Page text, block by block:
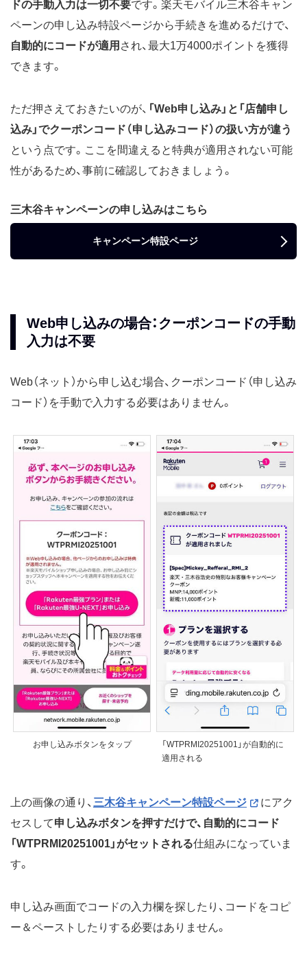
ドの手動入力は一切不要です。楽天モバイル三木谷キャン
ペーンの申し込み特設ページから手続きを進めるだけで、
自動的にコードが適用 され、最大1万4000ポイントを獲得
できます。
ただ押さえておきたいのが、 「Web申し込み」と「店舗申し
込み」でクーポンコード（申し込みコード）の扱い方が違う
という点です。ここを間違えると特典が適用されない可能
性があるため、事前に確認しておきましょう。
三木谷キャンペーンの申し込みはこちら
キャンペーン特設ページ
Web申し込みの場合：クーポンコードの手動
入力は不要
Web（ネット）から申し込む場合、クーポンコード（申し込み
コード）を手動で入力する必要はありません。
お申し込みボタンをタップ
「WTPRMI20251001」が自動的に
適用される
上の画像の通り、 三木谷キャンペーン特設ページ
にアク
セスして申し込みボタンを押すだけで、自動的にコード
「WTPRMI20251001」がセットされる仕組みになっていま
す。
申し込み画面でコードの入力欄を探したり、コードをコピ
ー＆ペーストしたりする必要はありません。